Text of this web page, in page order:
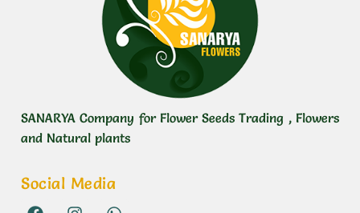
SANARYA Company for Flower Seeds Trading , Flowers
and Natural plants
Social Media